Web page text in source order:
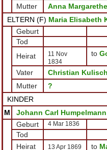
Mutter
Anna
ELTERN (F) Maria Elisabeth
Geburt
Tod
Heirat
11 Nov
1834
to
Vater
Christian Kulisch
Mutter
?
KINDER
M
Johann Carl Humpelmann
Geburt
4 Mar 1836
Tod
Heirat
13 Apr 1869 to